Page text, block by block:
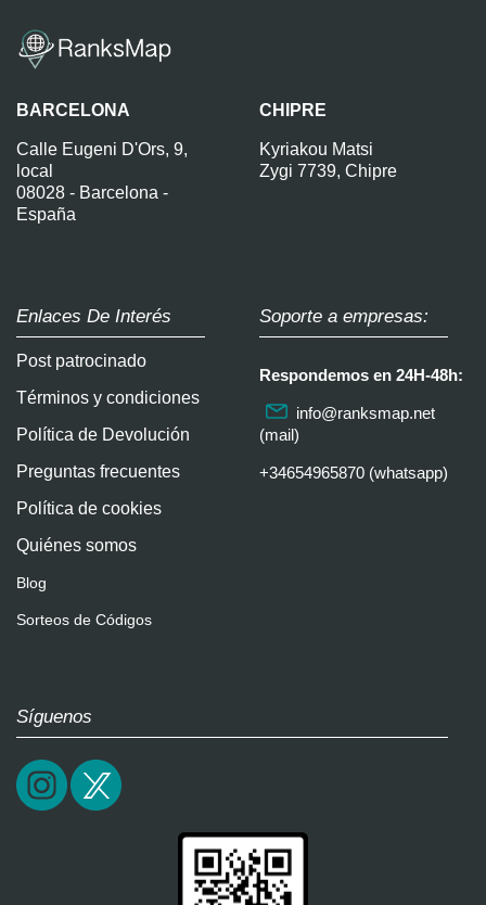
BARCELONA
Calle Eugeni D'Ors, 9,
local
08028 - Barcelona -
España
CHIPRE
Kyriakou Matsi
Zygi 7739, Chipre
Enlaces De Interés
Post patrocinado
Términos y condiciones
Política de Devolución
Preguntas frecuentes
Política de cookies
Quiénes somos
Blog
Sorteos de Códigos
Soporte a empresas:
Respondemos en 24H-48h:
info@ranksmap.net
(mail)
+34654965870 (whatsapp)
Síguenos